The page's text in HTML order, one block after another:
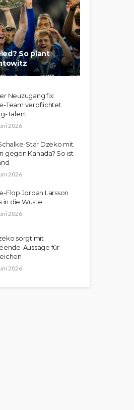
So plant
Neuzugang fix:
Team verpflichtet
Talent
2026
Star Dzeko mit
gegen Kanada? So ist
2026
Flop Jordan Larsson
in die Wüste
2026
sorgt mit
Aussage für
2026